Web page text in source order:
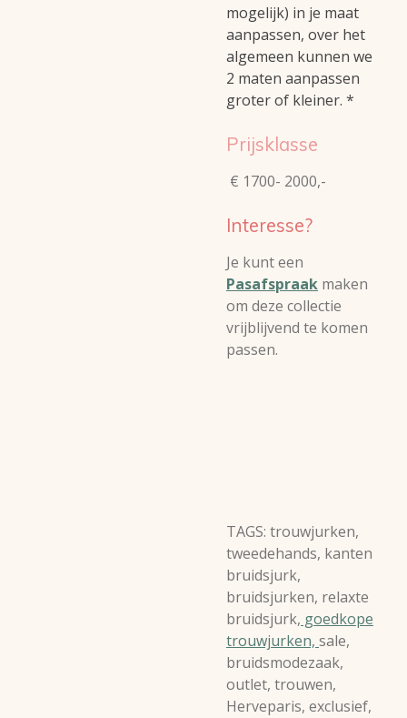
mogelijk) in je maat
aanpassen, over het
algemeen kunnen we
2 maten aanpassen
groter of kleiner. *
Prijsklasse
€ 1700- 2000,-
Interesse?
Je kunt een
Pasafspraak maken
om deze collectie
vrijblijvend te komen
passen.
TAGS: trouwjurken,
tweedehands, kanten
bruidsjurk,
bruidsjurken, relaxte
bruidsjurk, goedkope
trouwjurken, sale,
bruidsmodezaak,
outlet, trouwen,
Herveparis, exclusief,